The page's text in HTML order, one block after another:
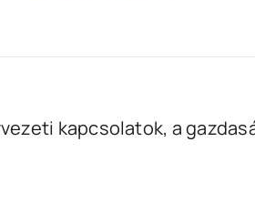
kapcsolatok, a